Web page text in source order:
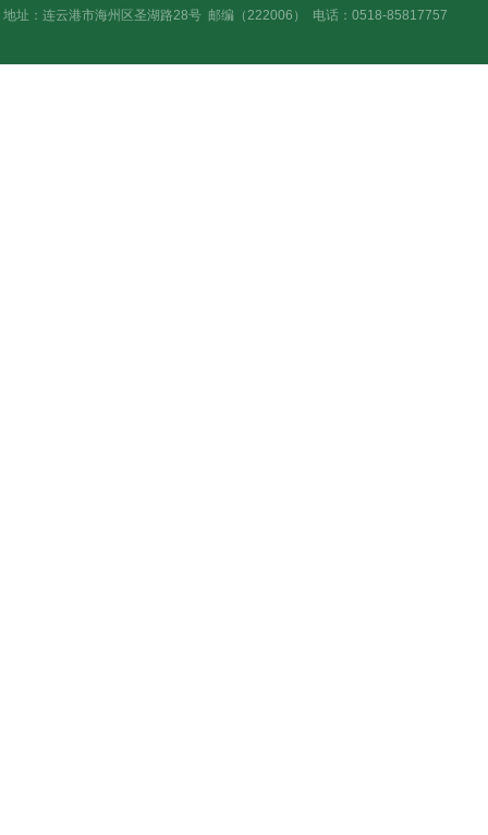
地址：连云港市海州区圣湖路28号 邮编（222006） 电话：0518-85817757